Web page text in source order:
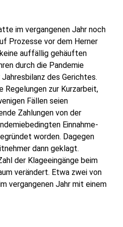
im vergangenen Jahr noch
Prozesse vor dem Herner
auffällig gehäuften
durch die Pandemie
des Gerichtes.
Regelungen zur Kurzarbeit,
Fällen seien
Zahlungen von der
Einnahme-
worden. Dagegen
dann geklagt.
der Klageeingänge beim
verändert. Etwa zwei von
vergangenen Jahr mit einem